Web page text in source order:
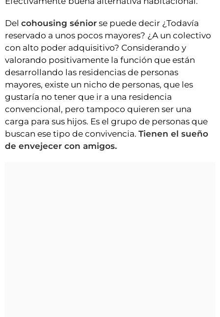
Del cohousing sénior se puede decir ¿Todavía
reservado a unos pocos mayores? ¿A un colectivo
con alto poder adquisitivo? Considerando y
valorando positivamente la función que están
desarrollando las residencias de personas
mayores, existe un nicho de personas, que les
gustaría no tener que ir a una residencia
convencional, pero tampoco quieren ser una
carga para sus hijos. Es el grupo de personas que
buscan ese tipo de convivencia. Tienen el sueño
de envejecer con amigos.